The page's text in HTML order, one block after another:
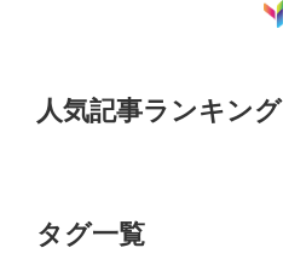
人気記事ランキング
タグ一覧